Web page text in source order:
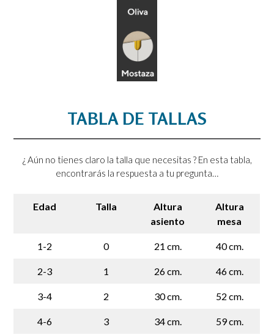
TABLA DE TALLAS
¿ Aún no tienes claro la talla que necesitas ? En esta tabla,
encontrarás la respuesta a tu pregunta…
Edad Talla
Altura
asiento
Altura
mesa
1-2 0 21 cm. 40 cm.
2-3 1 26 cm. 46 cm.
3-4 2 30 cm. 52 cm.
4-6 3 34 cm. 59 cm.